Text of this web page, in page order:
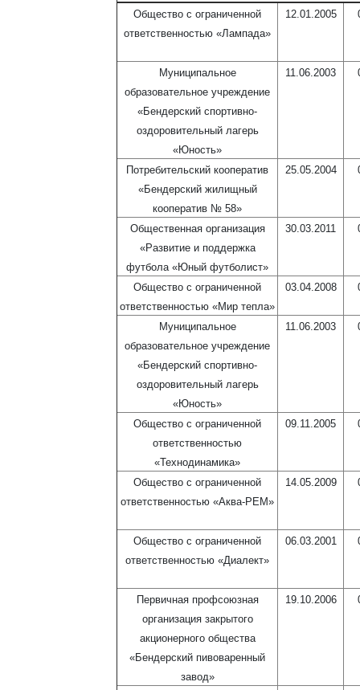
Общество с ограниченной
ответственностью «Лампада»
12.01.2005
Муниципальное
образовательное учреждение
«Бендерский спортивно-
оздоровительный лагерь
«Юность»
11.06.2003
Потребительский кооператив
«Бендерский жилищный
кооператив № 58»
25.05.2004
Общественная организация
«Развитие и поддержка
футбола «Юный футболист»
30.03.2011
Общество с ограниченной
ответственностью «Мир тепла»
03.04.2008
Муниципальное
образовательное учреждение
«Бендерский спортивно-
оздоровительный лагерь
«Юность»
11.06.2003
Общество с ограниченной
ответственностью
«Технодинамика»
09.11.2005
Общество с ограниченной
ответственностью «Аква-РЕМ»
14.05.2009
Общество с ограниченной
ответственностью «Диалект»
06.03.2001
Первичная профсоюзная
организация закрытого
акционерного общества
«Бендерский пивоваренный
завод»
19.10.2006